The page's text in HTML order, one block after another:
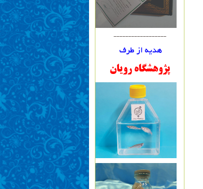
------------------
هدیه از طرف
پژوهشگاه رویان